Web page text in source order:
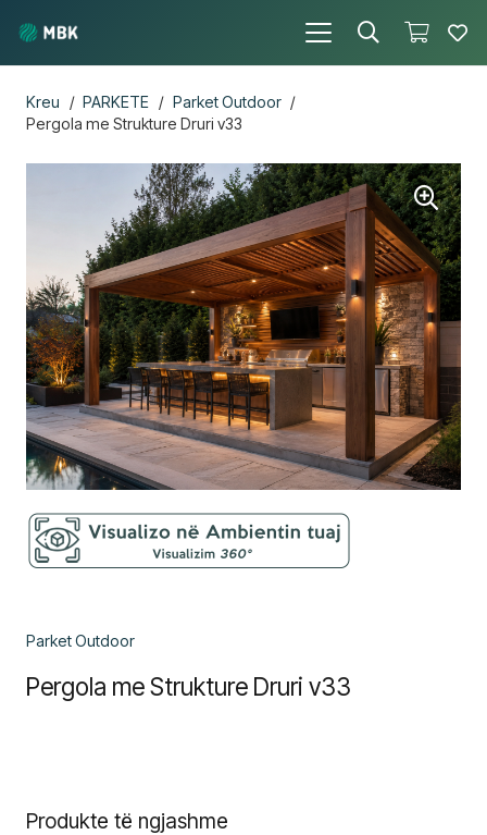
Kreu / PARKETE / Parket Outdoor /
Pergola me Strukture Druri v33
Parket Outdoor
Pergola me Strukture Druri v33
Produkte të ngjashme